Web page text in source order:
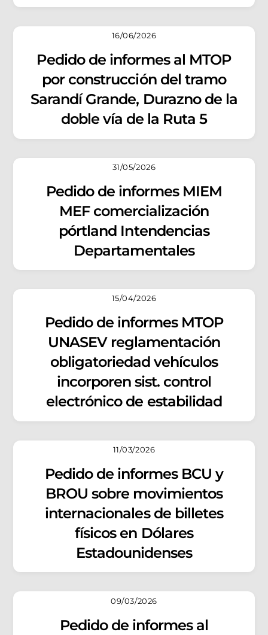
16/06/2026
Pedido de informes al MTOP
por construcción del tramo
Sarandí Grande, Durazno de la
doble vía de la Ruta 5
31/05/2026
Pedido de informes MIEM
MEF comercialización
pórtland Intendencias
Departamentales
15/04/2026
Pedido de informes MTOP
UNASEV reglamentación
obligatoriedad vehículos
incorporen sist. control
electrónico de estabilidad
11/03/2026
Pedido de informes BCU y
BROU sobre movimientos
internacionales de billetes
físicos en Dólares
Estadounidenses
09/03/2026
Pedido de informes al